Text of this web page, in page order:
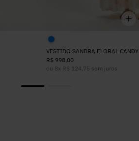
VESTIDO SANDRA FLORAL CANDY
R$ 998,00
ou 8x R$ 124 75 sem juros